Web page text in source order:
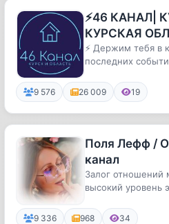
⚡️46 КАНАЛ|
КУРСКАЯ
⚡️ Держим тебя в
последних
9 576 26 009 19
Поля Лефф /
канал
Залог отношений
высокий уровень
✅знание...
9 336 968 34